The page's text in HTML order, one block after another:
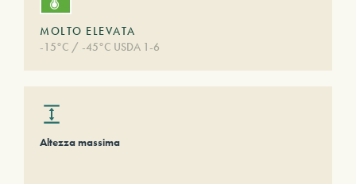
MOLTO ELEVATA
-15°C / -45°C USDA 1-6
Altezza massima